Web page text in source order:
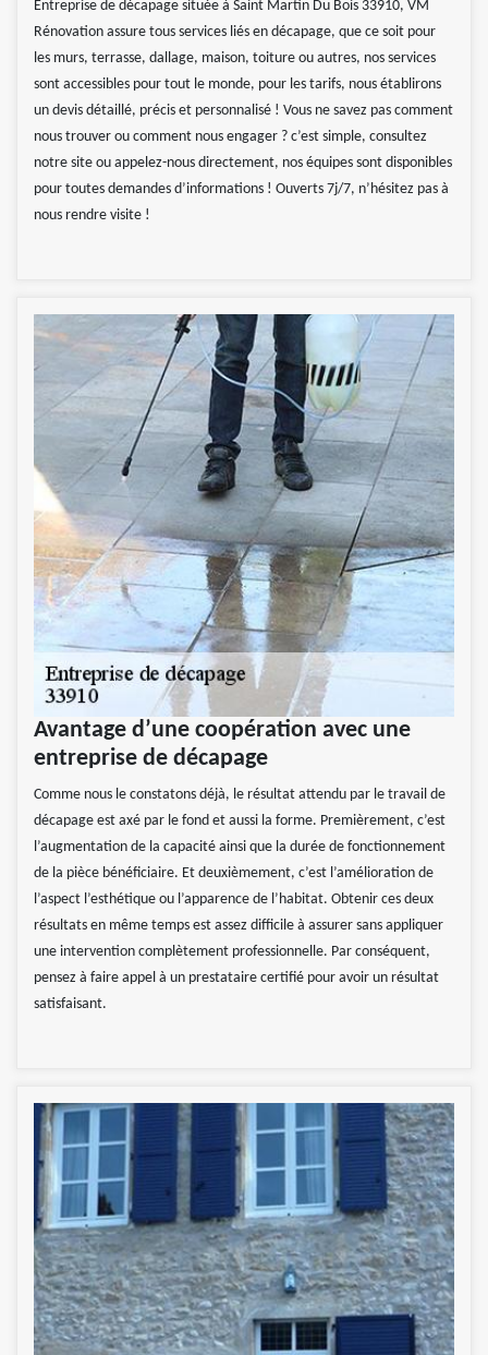
Entreprise de décapage située à Saint Martin Du Bois 33910, VM
Rénovation assure tous services liés en décapage, que ce soit pour
les murs, terrasse, dallage, maison, toiture ou autres, nos services
sont accessibles pour tout le monde, pour les tarifs, nous établirons
un devis détaillé, précis et personnalisé ! Vous ne savez pas comment
nous trouver ou comment nous engager ? c’est simple, consultez
notre site ou appelez-nous directement, nos équipes sont disponibles
pour toutes demandes d’informations ! Ouverts 7j/7, n’hésitez pas à
nous rendre visite !
Avantage d’une coopération avec une
entreprise de décapage
Comme nous le constatons déjà, le résultat attendu par le travail de
décapage est axé par le fond et aussi la forme. Premièrement, c’est
l’augmentation de la capacité ainsi que la durée de fonctionnement
de la pièce bénéficiaire. Et deuxièmement, c’est l’amélioration de
l’aspect l’esthétique ou l’apparence de l’habitat. Obtenir ces deux
résultats en même temps est assez difficile à assurer sans appliquer
une intervention complètement professionnelle. Par conséquent,
pensez à faire appel à un prestataire certifié pour avoir un résultat
satisfaisant.